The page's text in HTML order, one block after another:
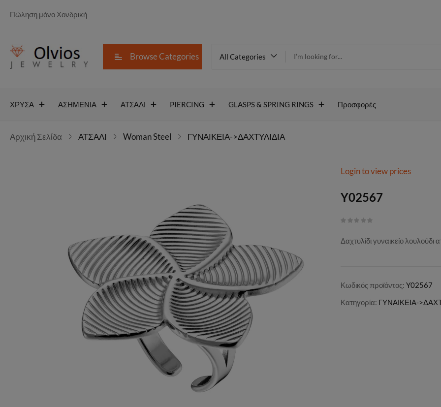
Πώληση μόνο Χονδρική
Browse Categories All Categories
ΧΡΥΣΑ ΑΣΗΜΕΝΙΑ ΑΤΣΑΛΙ PIERCING GLASPS & SPRING RINGS Προσφορές
Αρχική Σελίδα ΑΤΣΑΛΙ Woman Steel ΓΥΝΑΙΚΕΙΑ->ΔΑΧΤΥΛΙΔΙΑ
Y02567
Login to view prices
Y02567
Δαχτυλίδι γυναικείο λουλούδι
Κωδικός προϊόντος: Y02567
Κατηγορία: ΓΥΝΑΙΚΕΙΑ-